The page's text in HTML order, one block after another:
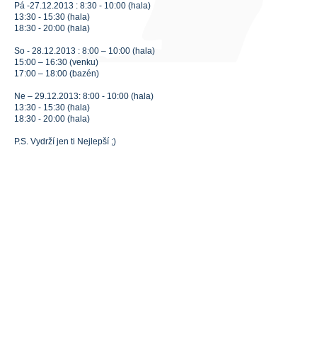
Pá -27.12.2013 : 8:30 - 10:00 (hala)
13:30 - 15:30 (hala)
18:30 - 20:00 (hala)
So - 28.12.2013 : 8:00 – 10:00 (hala)
15:00 – 16:30 (venku)
17:00 – 18:00 (bazén)
Ne – 29.12.2013: 8:00 - 10:00 (hala)
13:30 - 15:30 (hala)
18:30 - 20:00 (hala)
P.S. Vydrží jen ti Nejlepší ;)